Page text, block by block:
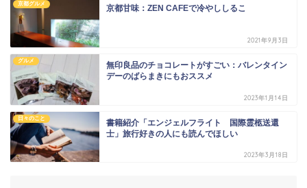
京都グルメ 京都甘味：ZEN CAFEで冷やししるこ
2021年9月3日
グルメ
無印良品のチョコレートがすごい：バレンタイン
デーのばらまきにもおススメ
2023年1月14日
日々のこと
書籍紹介「エンジェルフライト 国際霊柩送還
士」旅行好きの人にも読んでほしい
2023年3月18日